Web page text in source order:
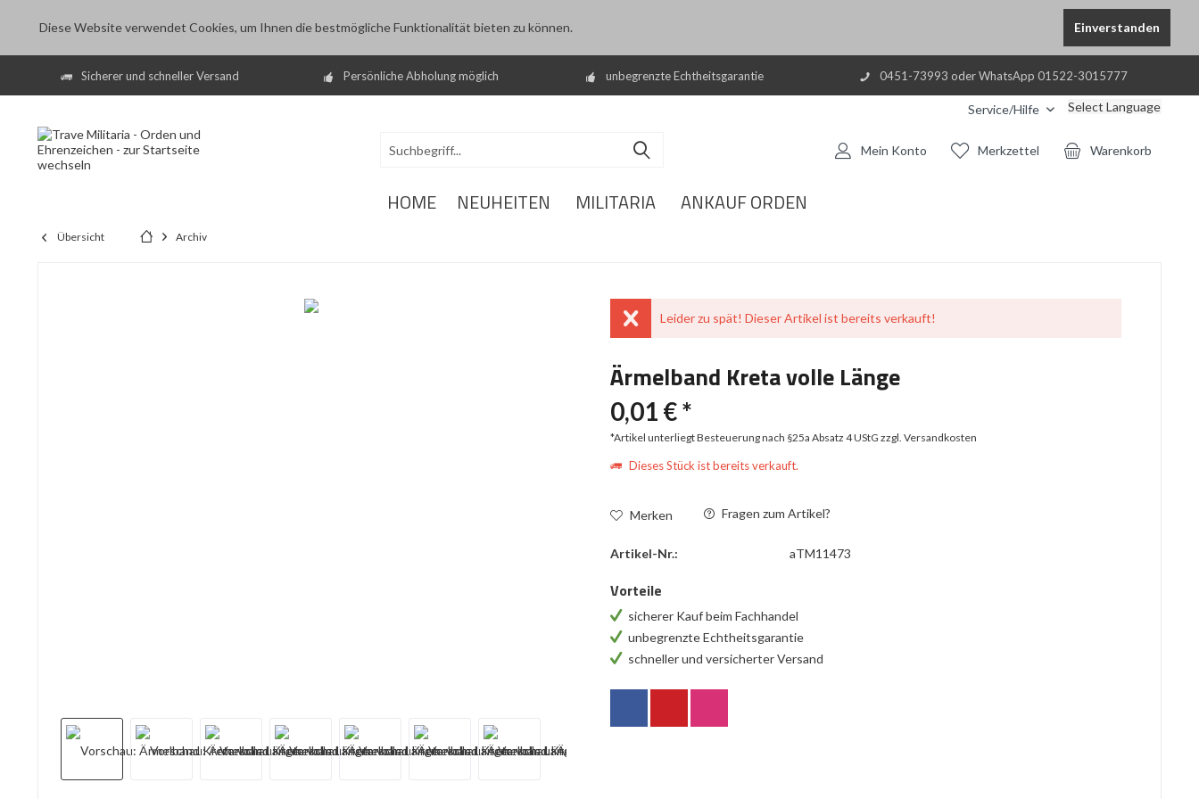
Diese Website verwendet Cookies, um Ihnen die bestmögliche Funktionalität bieten zu können. Einverstanden
Sicherer und schneller Versand Persönliche Abholung möglich unbegrenzte Echtheitsgarantie 0451-73993 oder WhatsApp 01522-3015777
Service/Hilfe Select Language
Warenkorb
Merkzettel
Mein Konto
HOME NEUHEITEN MILITARIA ANKAUF ORDEN
Übersicht Archiv
Leider zu spät! Dieser Artikel ist bereits verkauft!
Ärmelband Kreta volle Länge
0,01 € *
*Artikel unterliegt Besteuerung nach §25a Absatz 4 UStGzzgl. Versandkosten
Dieses Stück ist bereits verkauft.
Merken Fragen zum Artikel?
Artikel-Nr.: aTM11473
Vorteile
sicherer Kauf beim Fachhandel
unbegrenzte Echtheitsgarantie
schneller und versicherter Versand